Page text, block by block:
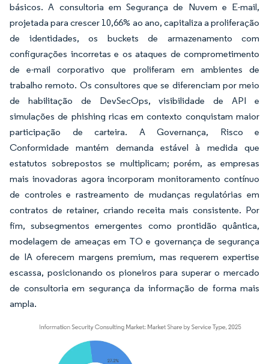
básicos. A consultoria em Segurança de Nuvem e E-mail,
projetada para crescer 10,66% ao ano, capitaliza a proliferação
de identidades, os buckets de armazenamento com
configurações incorretas e os ataques de comprometimento
de e-mail corporativo que proliferam em ambientes de
trabalho remoto. Os consultores que se diferenciam por meio
de habilitação de DevSecOps, visibilidade de API e
simulações de phishing ricas em contexto conquistam maior
participação de carteira. A Governança, Risco e
Conformidade mantém demanda estável à medida que
estatutos sobrepostos se multiplicam; porém, as empresas
mais inovadoras agora incorporam monitoramento contínuo
de controles e rastreamento de mudanças regulatórias em
contratos de retainer, criando receita mais consistente. Por
fim, subsegmentos emergentes como prontidão quântica,
modelagem de ameaças em TO e governança de segurança
de IA oferecem margens premium, mas requerem expertise
escassa, posicionando os pioneiros para superar o mercado
de consultoria em segurança da informação de forma mais
ampla.